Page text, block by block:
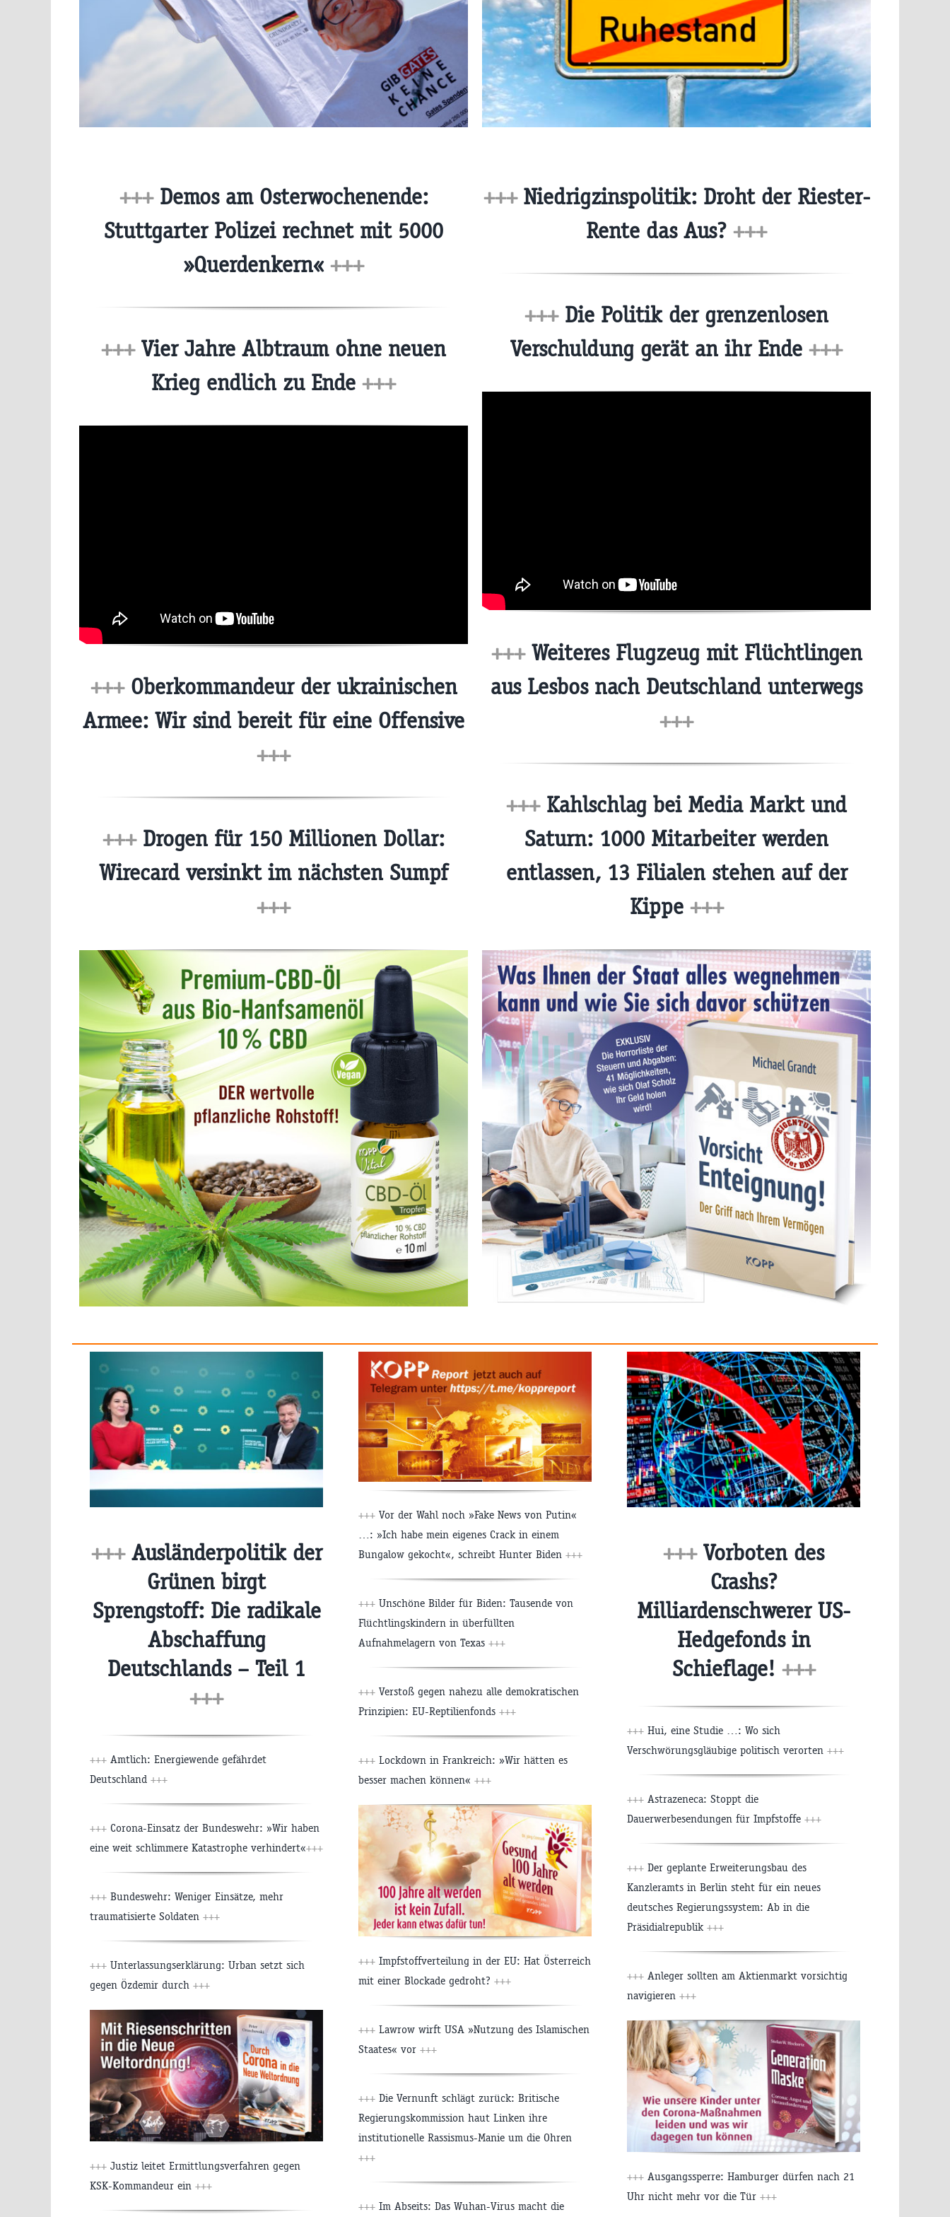
+++Demos am Osterwochenende:
Stuttgarter Polizei rechnet mit 5000
»Querdenkern« +++
+++Vier Jahre Albtraum ohne neuen
Krieg endlich zu Ende +++
+++Oberkommandeur der ukrainischen
Armee: Wir sind bereit für eine Offensive
+++
+++Drogen für 150 Millionen Dollar:
Wirecard versinkt im nächsten Sumpf
+++
+++Niedrigzinspolitik: Droht der Riester-
Rente das Aus? +++
+++Die Politik der grenzenlosen
Verschuldung gerät an ihr Ende +++
+++Weiteres Flugzeug mit Flüchtlingen
aus Lesbos nach Deutschland unterwegs
+++
+++Kahlschlag bei Media Markt und
Saturn: 1000 Mitarbeiter werden
entlassen, 13 Filialen stehen auf der
Kippe +++
+++Ausländerpolitik der
Grünen birgt
Sprengstoff: Die radikale
Abschaffung
Deutschlands – Teil 1
+++
+++ Amtlich: Energiewende gefährdet
Deutschland +++
+++ Corona-Einsatz der Bundeswehr: »Wir haben
eine weit schlimmere Katastrophe verhindert«+++
+++ Bundeswehr: Weniger Einsätze, mehr
traumatisierte Soldaten +++
+++ Unterlassungserklärung: Urban setzt sich
gegen Özdemir durch +++
+++ Justiz leitet Ermittlungsverfahren gegen
KSK-Kommandeur ein +++
+++ Vor der Wahl noch »Fake News von Putin«
…: »Ich habe mein eigenes Crack in einem
Bungalow gekocht«, schreibt Hunter Biden +++
+++ Unschöne Bilder für Biden: Tausende von
Flüchtlingskindern in überfüllten
Aufnahmelagern von Texas +++
+++ Verstoß gegen nahezu alle demokratischen
Prinzipien: EU-Reptilienfonds +++
+++ Lockdown in Frankreich: »Wir hätten es
besser machen können« +++
+++ Impfstoffverteilung in der EU: Hat Österreich
mit einer Blockade gedroht? +++
+++ Lawrow wirft USA »Nutzung des Islamischen
Staates« vor +++
+++ Die Vernunft schlägt zurück: Britische
Regierungskommission haut Linken ihre
institutionelle Rassismus-Manie um die Ohren
+++
+++ Im Abseits: Das Wuhan-Virus macht die
+++Vorboten des
Crashs?
Milliardenschwerer US-
Hedgefonds in
Schieflage! +++
+++ Hui, eine Studie …: Wo sich
Verschwörungsgläubige politisch verorten +++
+++ Astrazeneca: Stoppt die
Dauerwerbesendungen für Impfstoffe +++
+++ Der geplante Erweiterungsbau des
Kanzleramts in Berlin steht für ein neues
deutsches Regierungssystem: Ab in die
Präsidialrepublik +++
+++ Anleger sollten am Aktienmarkt vorsichtig
navigieren +++
+++ Ausgangssperre: Hamburger dürfen nach 21
Uhr nicht mehr vor die Tür +++